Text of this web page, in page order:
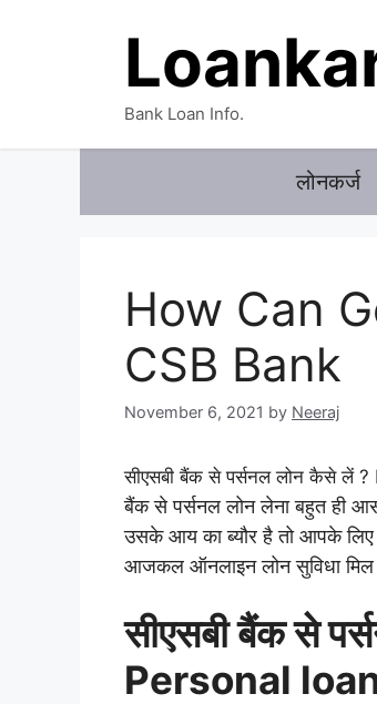
Bank Loan Info.
लोनकर्ज
How Can
CSB Bank
November 6, 2021 by Neeraj
सीएसबी बैंक से पर्सनल लोन कैसे
बैंक से पर्सनल लोन लेना बहुत ही
उसके आय का ब्यौर है तो आपके लिए
आजकल ऑनलाइन लोन सुविधा मिल
सीएसबी बैंक से
Personal